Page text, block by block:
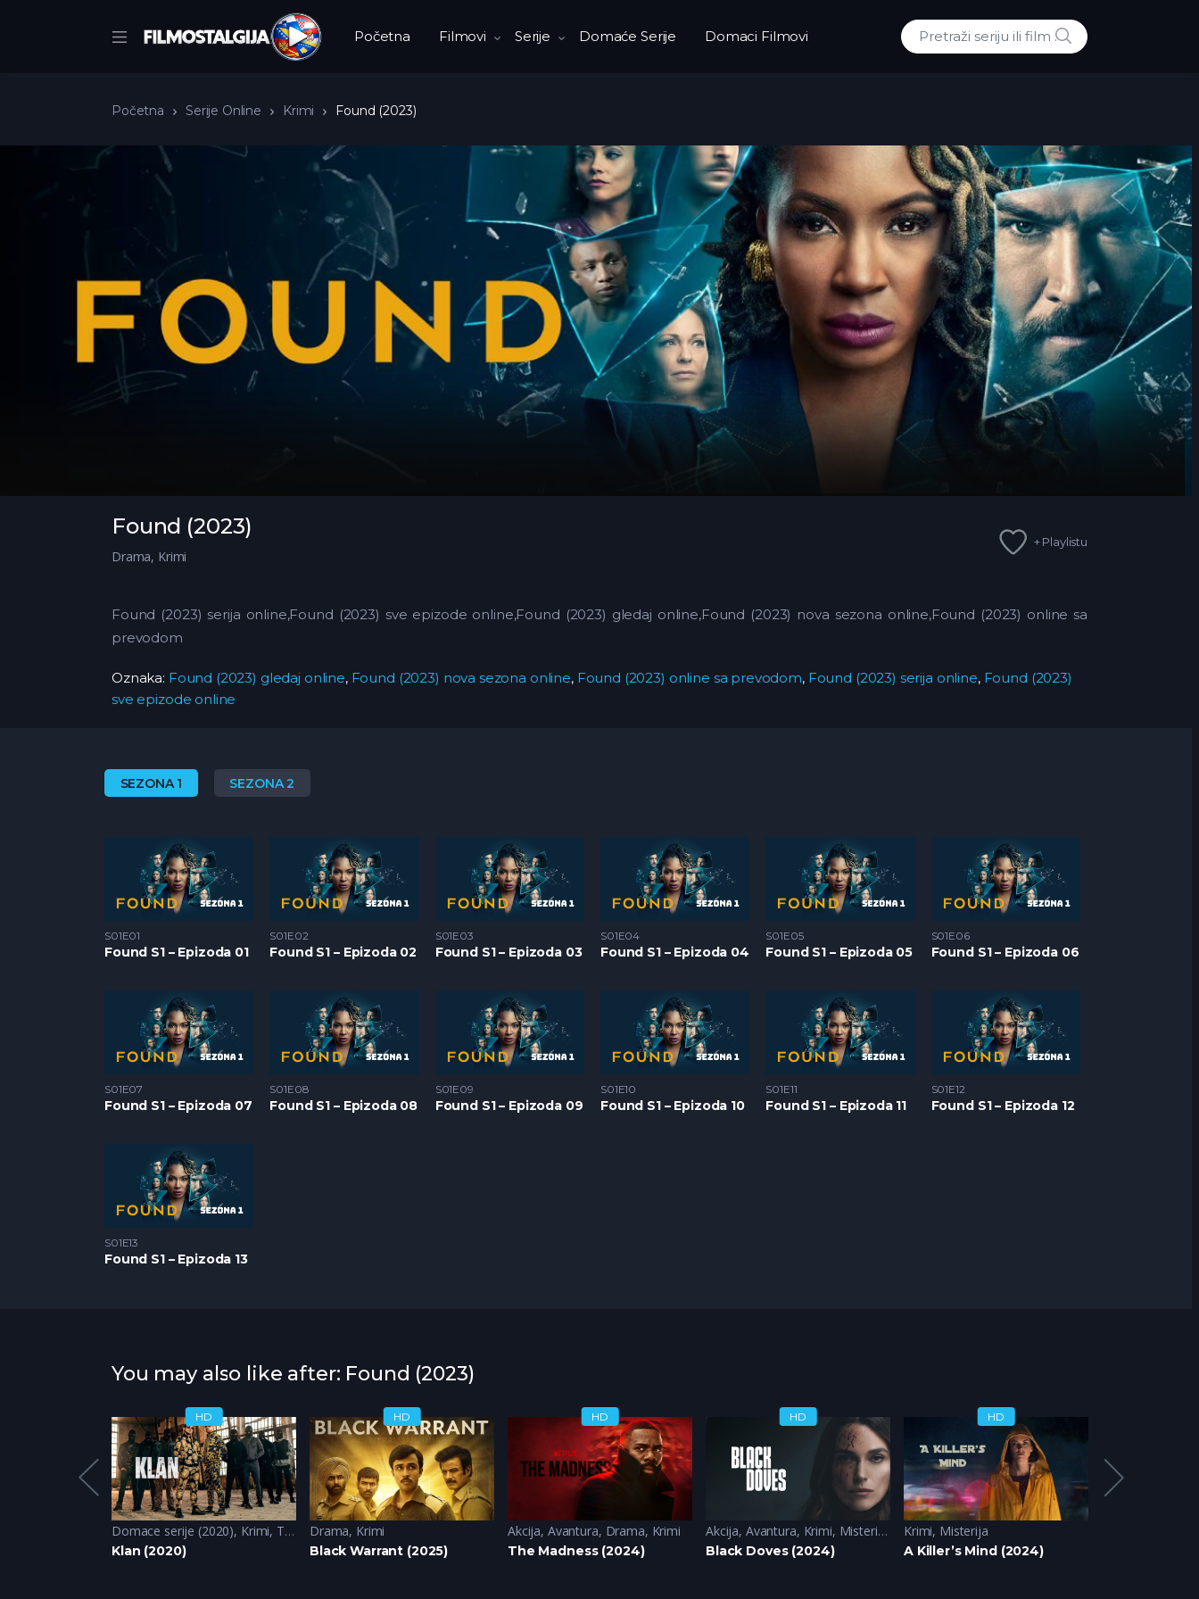
Početna Filmovi Serije Domaće Serije Domaci Filmovi
Traži:
POTRAZI
Početna Serije Online Krimi Found (2023)
Found (2023)
Drama, Krimi
+ Playlistu
Found (2023) serija online,Found (2023) sve epizode online,Found (2023) gledaj online,Found (2023) nova sezona online,Found (2023) online sa
prevodom
Oznaka: Found (2023) gledaj online, Found (2023) nova sezona online, Found (2023) online sa prevodom, Found (2023) serija online, Found (2023)
sve epizode online
SEZONA 1 SEZONA 2
S01E01
Found S1 – Epizoda 01
S01E02
Found S1 – Epizoda 02
S01E03
Found S1 – Epizoda 03
S01E04
Found S1 – Epizoda 04
S01E05
Found S1 – Epizoda 05
S01E06
Found S1 – Epizoda 06
S01E07
Found S1 – Epizoda 07
S01E08
Found S1 – Epizoda 08
S01E09
Found S1 – Epizoda 09
S01E10
Found S1 – Epizoda 10
S01E11
Found S1 – Epizoda 11
S01E12
Found S1 – Epizoda 12
S01E13
Found S1 – Epizoda 13
You may also like after: Found (2023)
HD
Domace serije (2020), Krimi, Triler
Klan (2020)
HD
Drama, Krimi
Black Warrant (2025)
HD
Akcija, Avantura, Drama, Krimi
The Madness (2024)
HD
Akcija, Avantura, Krimi, Misterija Triler
Black Doves (2024)
HD
Krimi, Misterija
A Killer’s Mind (2024)